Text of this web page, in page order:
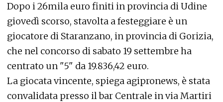
Dopo i 26mila euro finiti in provincia di Udine
giovedì scorso, stavolta a festeggiare è un
giocatore di Staranzano, in provincia di Gorizia,
che nel concorso di sabato 19 settembre ha
centrato un "5" da 19.836,42 euro.
La giocata vincente, spiega agipronews, è stata
convalidata presso il bar Centrale in via Martiri